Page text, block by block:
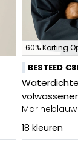
60% Korting
BESTEED
Marineblauw
18 kleuren